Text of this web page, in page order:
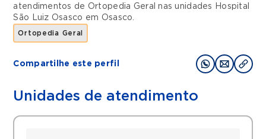
atendimentos de Ortopedia Geral nas unidades
Hospital
São Luiz Osasco em Osasco.
Ortopedia Geral
Compartilhe este perfil
Unidades de atendimento